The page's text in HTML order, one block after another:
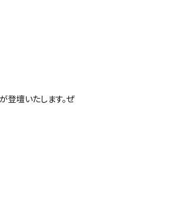
登壇いたします。ぜ